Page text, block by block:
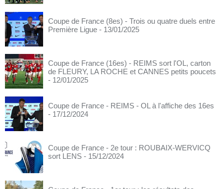
Coupe de France (8es) - Trois ou quatre duels entre
Première Ligue - 13/01/2025
Coupe de France (16es) - REIMS sort l'OL, carton
de FLEURY, LA ROCHE et CANNES petits poucets
- 12/01/2025
Coupe de France - REIMS - OL à l'affiche des 16es
- 17/12/2024
Coupe de France - 2e tour : ROUBAIX-WERVICQ
sort LENS - 15/12/2024